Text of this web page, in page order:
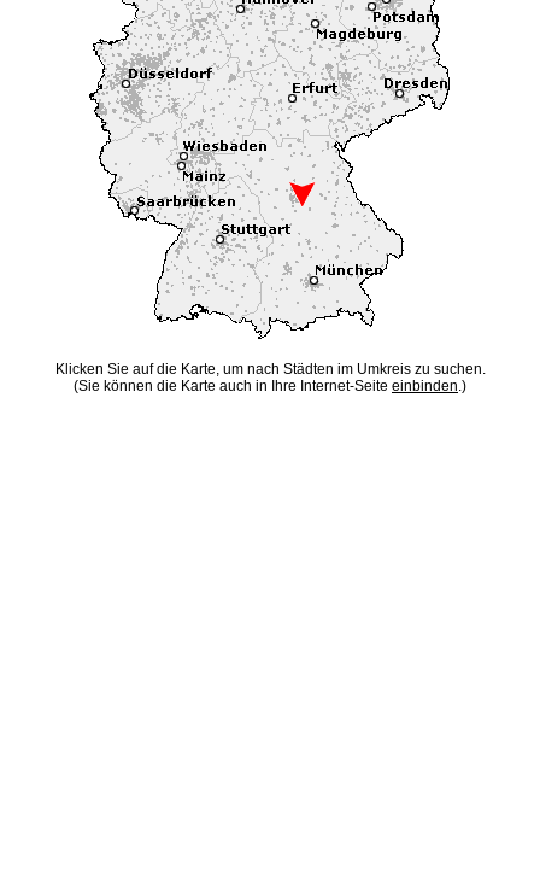
Klicken Sie auf die Karte, um nach Städten im Umkreis zu suchen.
(Sie können die Karte auch in Ihre Internet-Seite einbinden.)